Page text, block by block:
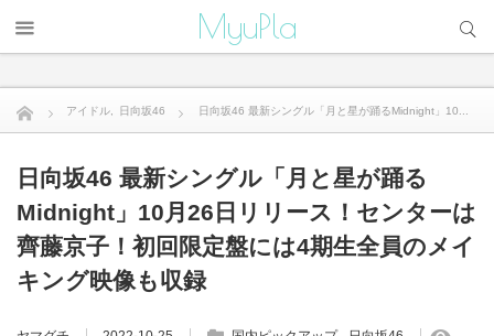
MyuPla
アイドル 日向坂46 日向坂46 最新シングル「月と星が踊るMidnight」10...
日向坂46 最新シングル「月と星が踊る
Midnight」10月26日リリース！センターは
齊藤京子！初回限定盤には4期生全員のメイ
キング映像も収録